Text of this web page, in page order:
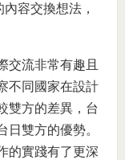
容交換想法，
交流非常有趣且
不同國家在設計
雙方的差異，台
雙方的優勢。
的實踐有了更深